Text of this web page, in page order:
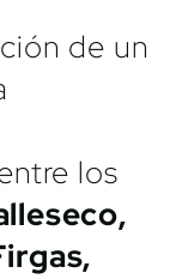
de un
los